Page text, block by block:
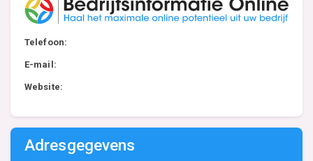
Telefoon:
E-mail:
Website:
Adresgegevens